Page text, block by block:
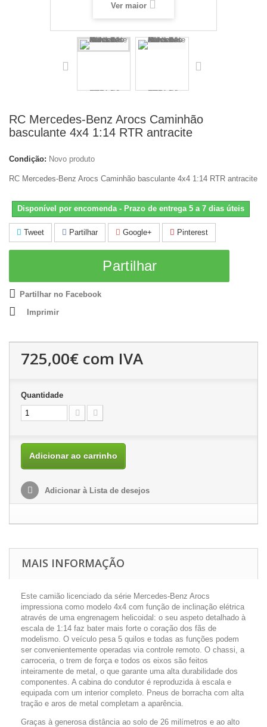
Ver maior
RC Mercedes-Benz Arocs Caminhão
basculante 4x4 1:14 RTR antracite
Condição: Novo produto
RC Mercedes-Benz Arocs Caminhão basculante 4x4 1:14 RTR antracite
Disponível por encomenda - Prazo de entrega 5 a 7 dias úteis
Tweet Partilhar Google+ Pinterest
Partilhar
Partilhar no Facebook
Imprimir
725,00€ com IVA
Quantidade
Adicionar ao carrinho
Adicionar à Lista de desejos
MAIS INFORMAÇÃO
Este camião licenciado da série Mercedes-Benz Arocs
impressiona como modelo 4x4 com função de inclinação elétrica
através de uma engrenagem helicoidal: o seu aspeto detalhado à
escala de 1:14 faz bater mais forte o coração dos fãs de
modelismo. O veículo pesa 5 quilos e todas as funções podem
ser convenientemente operadas via controle remoto. O chassi, a
carroceria, o trem de força e todos os eixos são feitos
inteiramente de metal, o que garante uma alta durabilidade dos
componentes. A cabina do condutor é reproduzida à escala e
equipada com um interior completo. Pneus de borracha com alta
tração e aros de metal completam a aparência.
Graças à generosa distância ao solo de 26 milímetros e ao alto